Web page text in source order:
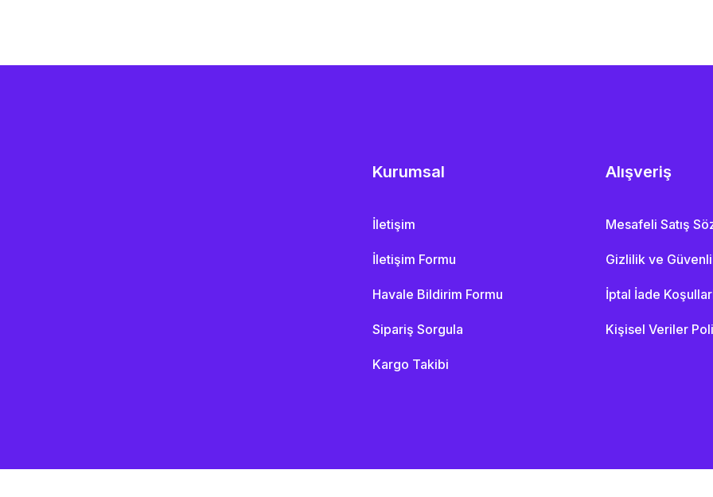
Kurumsal
İletişim
İletişim Formu
Havale Bildirim Formu
Sipariş Sorgula
Kargo Takibi
Alışveriş
Mesafeli Satış
Gizlilik ve
İptal İade
Kişisel Veriler